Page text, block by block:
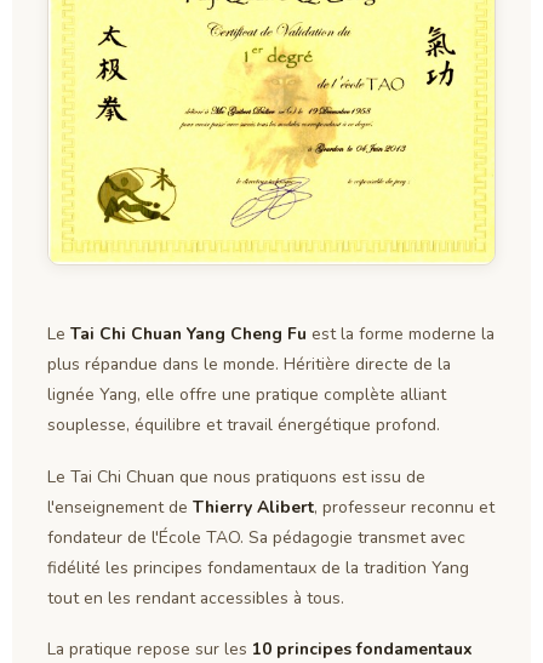
LeTai Chi Chuan Yang Cheng Fu est la forme moderne la
plus répandue dans le monde. Héritière directe de la
lignée Yang, elle offre une pratique complète alliant
souplesse, équilibre et travail énergétique profond.
Le Tai Chi Chuan que nous pratiquons est issu de
l'enseignement deThierry Alibert, professeur reconnu et
fondateur de l'École TAO. Sa pédagogie transmet avec
fidélité les principes fondamentaux de la tradition Yang
tout en les rendant accessibles à tous.
La pratique repose sur les 10 principes fondamentaux